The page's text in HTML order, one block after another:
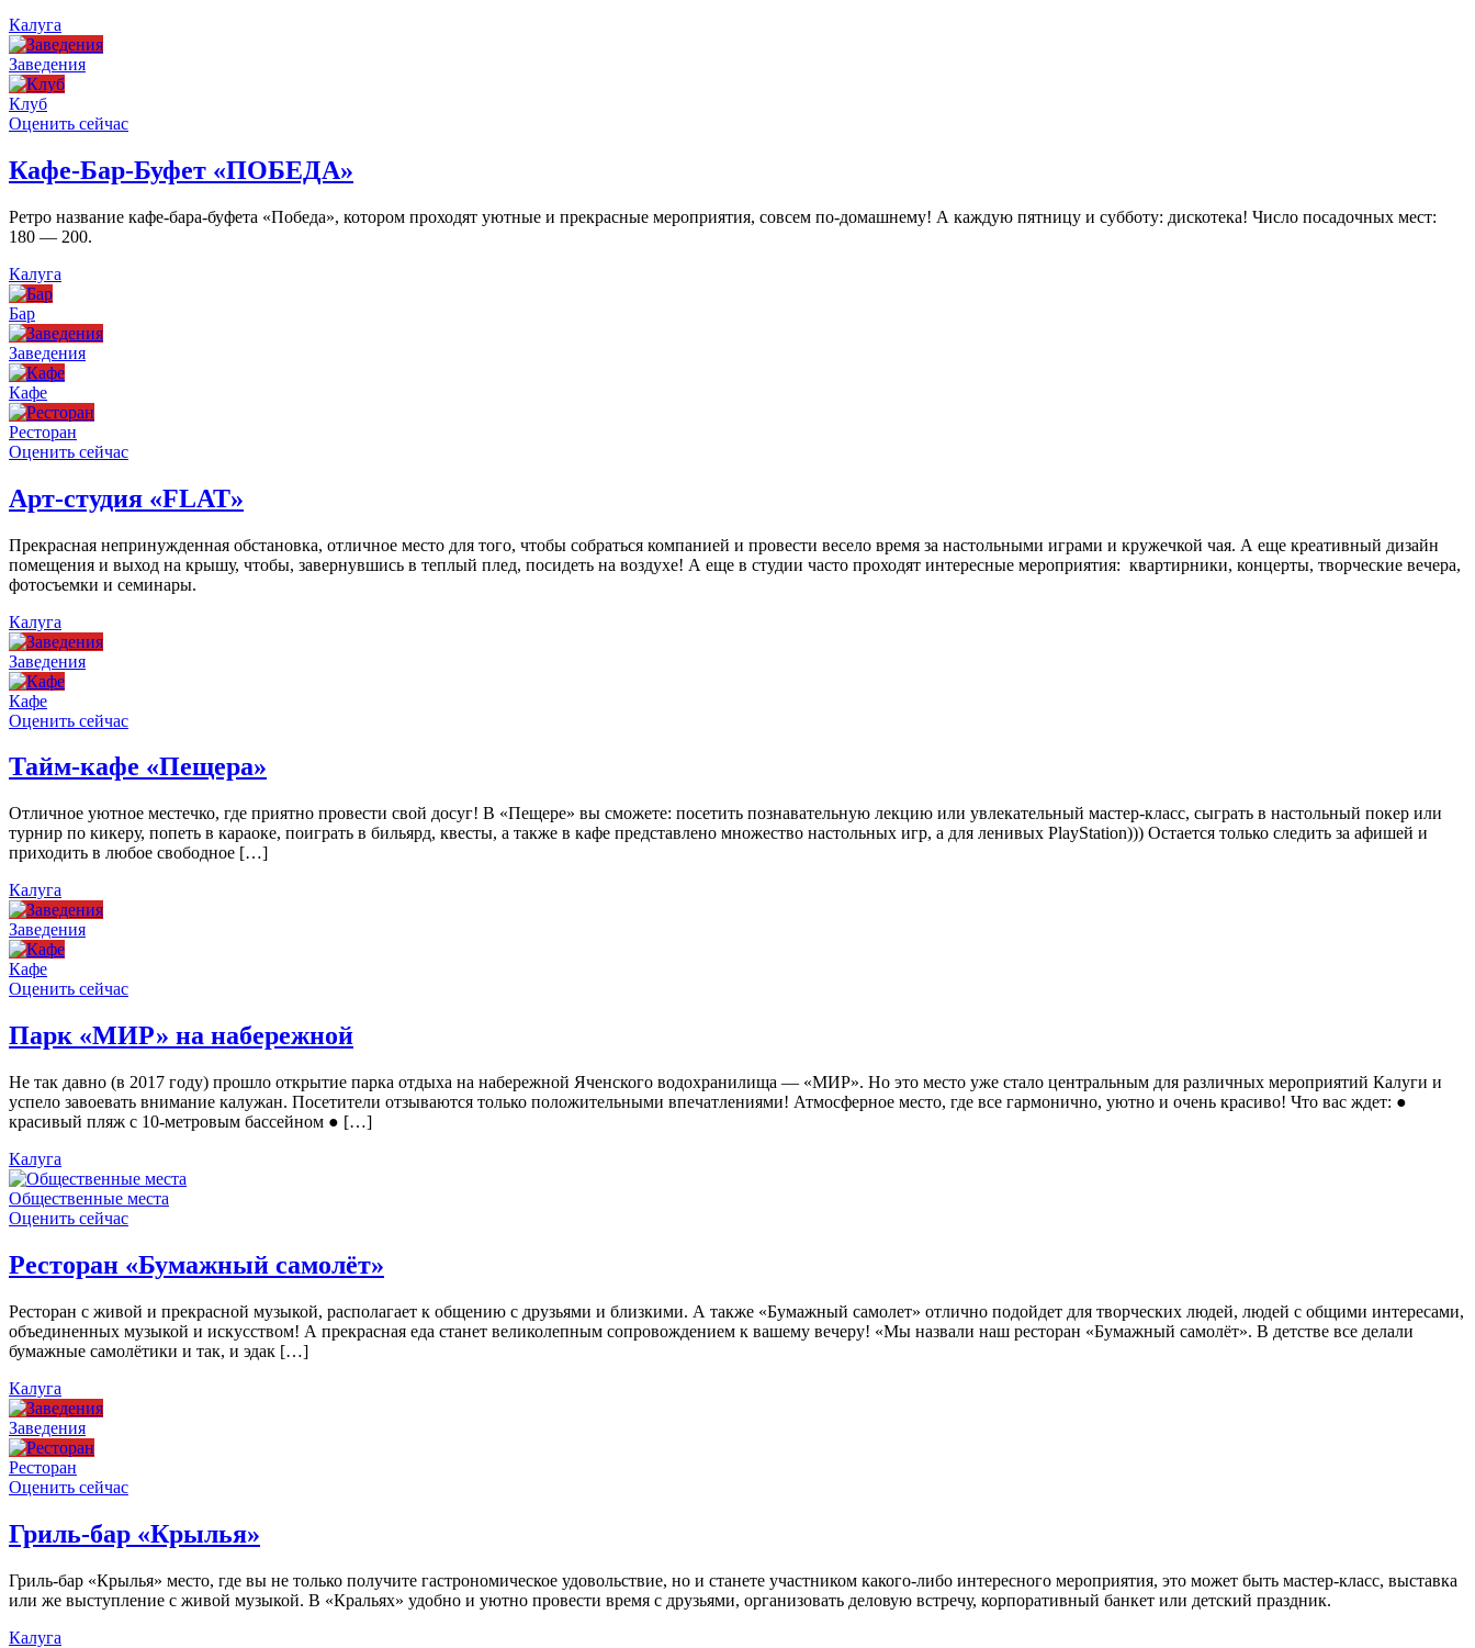
Калуга
Заведения
Клуб
Оценить сейчас
Кафе-Бар-Буфет «ПОБЕДА»
Ретро название кафе-бара-буфета «Победа», котором проходят уютные и прекрасные мероприятия, совсем по-домашнему! А каждую пятницу и субботу: дискотека! Число посадочных мест:
180 — 200.
Калуга
Бар
Заведения
Кафе
Ресторан
Оценить сейчас
Арт-студия «FLAT»
Прекрасная непринужденная обстановка, отличное место для того, чтобы собраться компанией и провести весело время за настольными играми и кружечкой чая. А еще креативный дизайн
помещения и выход на крышу, чтобы, завернувшись в теплый плед, посидеть на воздухе! А еще в студии часто проходят интересные мероприятия: квартирники, концерты, творческие вечера,
фотосъемки и семинары.
Калуга
Заведения
Кафе
Оценить сейчас
Тайм-кафе «Пещера»
Отличное уютное местечко, где приятно провести свой досуг! В «Пещере» вы сможете: посетить познавательную лекцию или увлекательный мастер-класс, сыграть в настольный покер или
турнир по кикеру, попеть в караоке, поиграть в бильярд, квесты, а также в кафе представлено множество настольных игр, а для ленивых PlayStation))) Остается только следить за афишей и
приходить в любое свободное […]
Калуга
Заведения
Кафе
Оценить сейчас
Парк «МИР» на набережной
Не так давно (в 2017 году) прошло открытие парка отдыха на набережной Яченского водохранилища — «МИР». Но это место уже стало центральным для различных мероприятий Калуги и
успело завоевать внимание калужан. Посетители отзываются только положительными впечатлениями! Атмосферное место, где все гармонично, уютно и очень красиво! Что вас ждет: ●
красивый пляж с 10-метровым бассейном ● […]
Калуга
Общественные места
Оценить сейчас
Ресторан «Бумажный самолёт»
Ресторан с живой и прекрасной музыкой, располагает к общению с друзьями и близкими. А также «Бумажный самолет» отлично подойдет для творческих людей, людей с общими интересами,
объединенных музыкой и искусством! А прекрасная еда станет великолепным сопровождением к вашему вечеру! «Мы назвали наш ресторан «Бумажный самолёт». В детстве все делали
бумажные самолётики и так, и эдак […]
Калуга
Заведения
Ресторан
Оценить сейчас
Гриль-бар «Крылья»
Гриль-бар «Крылья» место, где вы не только получите гастрономическое удовольствие, но и станете участником какого-либо интересного мероприятия, это может быть мастер-класс, выставка
или же выступление с живой музыкой. В «Кральях» удобно и уютно провести время с друзьями, организовать деловую встречу, корпоративный банкет или детский праздник.
Калуга